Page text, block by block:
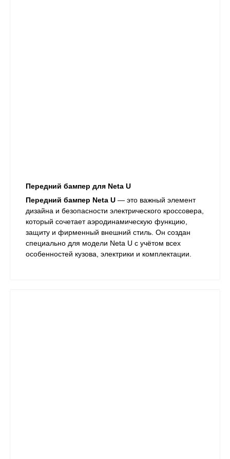
Передний бампер для Neta U
Передний бампер Neta U — это важный элемент
дизайна и безопасности электрического кроссовера,
который сочетает аэродинамическую функцию,
защиту и фирменный внешний стиль. Он создан
специально для модели Neta U с учётом всех
особенностей кузова, электрики и комплектации.